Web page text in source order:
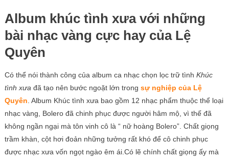
Album khúc tình xưa với những
bài nhạc vàng cực hay của Lệ
Quyên
Có thể nói thành công của album ca nhạc chọn lọc trữ tình Khúc
tình xưađã tạo nên bước ngoặt lớn trong sự nghiệp của Lệ
Quyên. Album Khúc tình xưa bao gồm 12 nhạc phẩm thuộc thể loại
nhạc vàng, Bolero đã chinh phục được người hâm mộ, vì thế đã
không ngần ngại mà tôn vinh cô là “ nữ hoàng Bolero”. Chất giọng
trầm khàn, cột hơi đoản những tưởng rất khó để cô chinh phục
được nhạc xưa vốn ngọt ngào êm ái.Có lẽ chính chất giọng ấy mà